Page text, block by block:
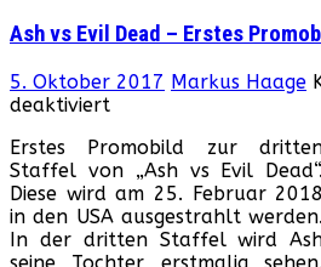
Ash vs Evil Dead – Erstes
5. Oktober 2017 Markus Haage
deaktiviertfür
vs
Evil
Dead
–
Erstes
Erstes Promobild zur
Staffel von „Ash vs Evil Dead“.
Diese wird am 25. Februar 2018
in den USA ausgestrahlt werden.
In der dritten Staffel wird